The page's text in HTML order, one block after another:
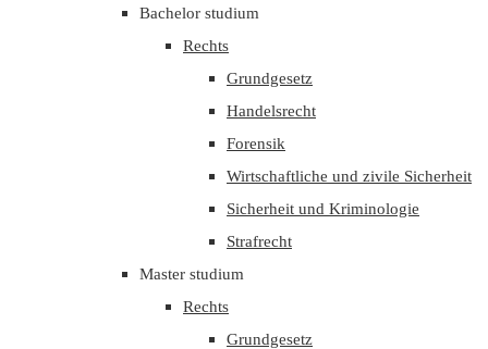
Bachelor studium
Rechts
Grundgesetz
Handelsrecht
Forensik
Wirtschaftliche und zivile Sicherheit
Sicherheit und Kriminologie
Strafrecht
Master studium
Rechts
Grundgesetz